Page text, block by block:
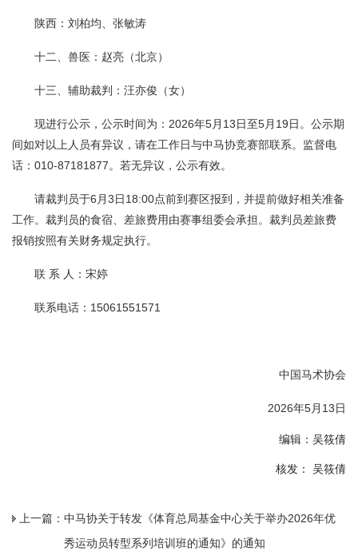
陕西：刘柏均、张敏涛
十二、兽医：赵亮（北京）
十三、辅助裁判：汪亦俊（女）
现进行公示，公示时间为：2026年5月13日至5月19日。公示期
间如对以上人员有异议，请在工作日与中马协竞赛部联系。监督电
话：010-87181877。若无异议，公示有效。
请裁判员于6月3日18:00点前到赛区报到，并提前做好相关准备
工作。裁判员的食宿、差旅费用由赛事组委会承担。裁判员差旅费
报销按照有关财务规定执行。
联 系 人：宋婷
联系电话：15061551571
中国马术协会
2026年5月13日
编辑：吴筱倩
核发： 吴筱倩
上一篇： 中马协关于转发《体育总局基金中心关于举办2026年优
秀运动员转型系列培训班的通知》的通知